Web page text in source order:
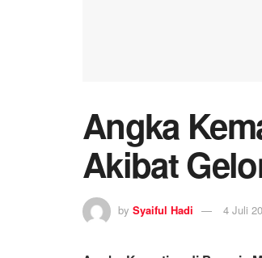
Angka
Akibat
by Syaiful Hadi 4 Juli